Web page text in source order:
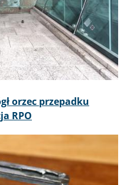
orzec przepadku
RPO